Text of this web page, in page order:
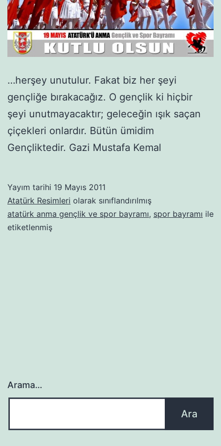
…herşey unutulur. Fakat biz her şeyi
gençliğe bırakacağız. O gençlik ki hiçbir
şeyi unutmayacaktır; geleceğin ışık saçan
çiçekleri onlardır. Bütün ümidim
Gençliktedir. Gazi Mustafa Kemal
Yayım tarihi 19 Mayıs 2011
Atatürk Resimleri olarak sınıflandırılmış
atatürk anma gençlik ve spor bayramı, spor bayramı ile
etiketlenmiş
Arama…